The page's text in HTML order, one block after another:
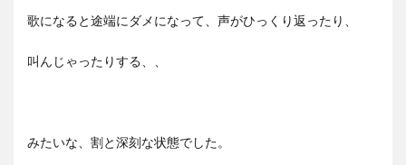
歌になると途端にダメになって、声がひっくり返ったり、
叫んじゃったりする、、
みたいな、割と深刻な状態でした。